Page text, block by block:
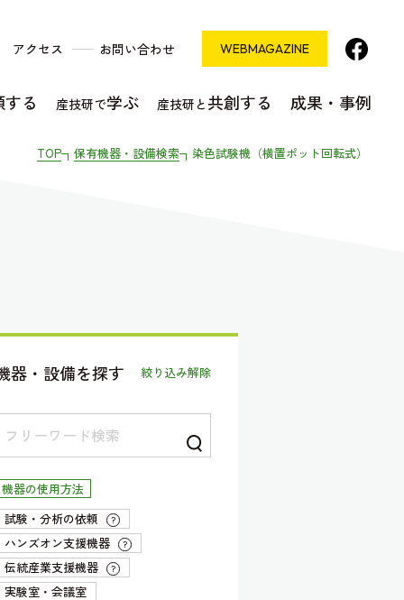
アクセス お問い合わせ WEBMAGAZINE
る 産技研で学ぶ 産技研と 共創する 成果・事例
TOP 保有機器・設備検索 染色試験機（横置ポット回転式）
器・設備を探す 絞り込み解除
機器の使用方法
試験・分析の依頼
?
ハンズオン支援機器 ?
伝統産業支援機器 ?
実験室・会議室